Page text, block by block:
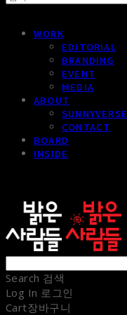
WORK
EDITORIAL
BRANDING
EVENT
MEDIA
ABOUT
SUNNYVERSE
CONTACT
BOARD
INSIDE
Search 검색
Log In 로그인
Cart장바구니